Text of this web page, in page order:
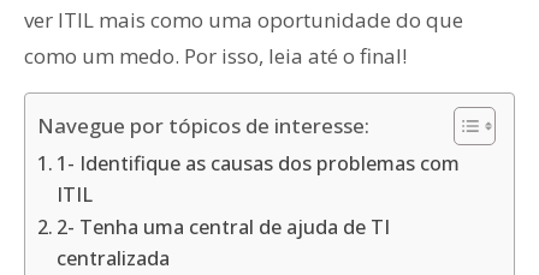
ver ITIL mais como uma oportunidade do que
como um medo. Por isso, leia até o final!
Navegue por tópicos de interesse:
1- Identifique as causas dos problemas com
ITIL
2- Tenha uma central de ajuda de TI
centralizada